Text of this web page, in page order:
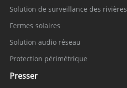
Solution de surveillance des rivières
Fermes solaires
Solution audio réseau
Protection périmétrique
Presser